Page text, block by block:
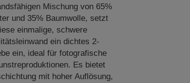
Mischung von 65%
und 35% Baumwolle, setzt
einmalige, schwere
ein dichtes 2-
ein, ideal für fotografische
Es bietet
mit hoher Auflösung,